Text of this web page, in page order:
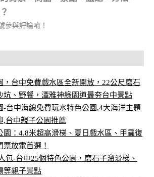
參與評論唷！
，台中免費戲水區全新開放，22公尺磨石
坑、野餐，潭雅神綠園道最夯台中景點
-台中海線免費玩水特色公園,4大海洋主題
,台中親子公園推薦
園：4.8米超高滑梯、夏日戲水區、甲蟲復
票放電首選！
包-台中25個特色公園，磨石子溜滑梯、
等親子景點